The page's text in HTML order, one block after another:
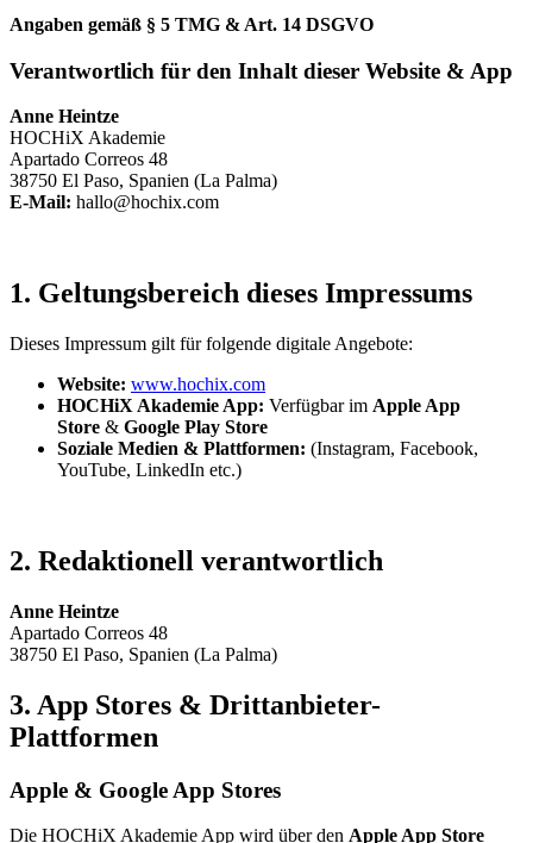
Angaben gemäß § 5 TMG & Art. 14 DSGVO
Verantwortlich für den Inhalt dieser Website & App
Anne Heintze
HOCHiX Akademie
Apartado Correos 48
38750 El Paso, Spanien (La Palma)
E-Mail: hallo@hochix.com
1. Geltungsbereich dieses Impressums
Dieses Impressum gilt für folgende digitale Angebote:
Website: www.hochix.com
HOCHiX Akademie App: Verfügbar im Apple App
Store & Google Play Store
Soziale Medien & Plattformen: (Instagram, Facebook,
YouTube, LinkedIn etc.)
2. Redaktionell verantwortlich
Anne Heintze
Apartado Correos 48
38750 El Paso, Spanien (La Palma)
3. App Stores & Drittanbieter-
Plattformen
Apple & Google App Stores
Die HOCHiX Akademie App wird über den Apple App Store